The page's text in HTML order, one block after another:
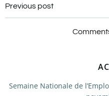
Navigation
Previous post
Semaine Nationale de